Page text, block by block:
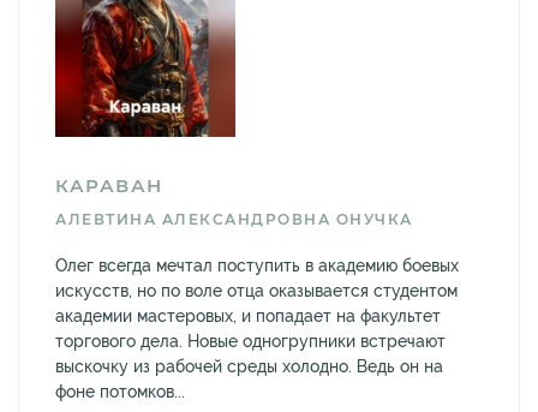
КАРАВАН
АЛЕВТИНА АЛЕКСАНДРОВНА ОНУЧКА
Олег всегда мечтал поступить в академию боевых
искусств, но по воле отца оказывается студентом
академии мастеровых, и попадает на факультет
торгового дела. Новые одногрупники встречают
выскочку из рабочей среды холодно. Ведь он на
фоне потомков...